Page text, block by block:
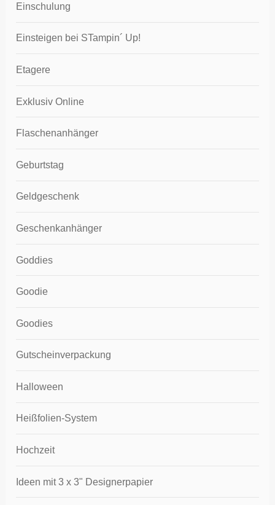
Einschulung
Einsteigen bei STampin´ Up!
Etagere
Exklusiv Online
Flaschenanhänger
Geburtstag
Geldgeschenk
Geschenkanhänger
Goddies
Goodie
Goodies
Gutscheinverpackung
Halloween
Heißfolien-System
Hochzeit
Ideen mit 3 x 3" Designerpapier